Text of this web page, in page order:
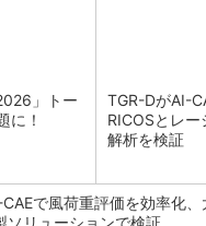
」トー
に！
TGR-DがAI-
RICOSとレー
解析を検証
で風荷重評価を効率化、
ソリューションで検証